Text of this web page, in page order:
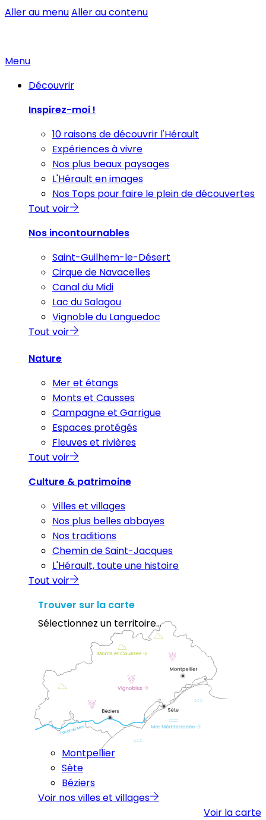
Aller au menuAller au contenu
Menu
Découvrir
Inspirez-moi !
10 raisons de découvrir l'Hérault
Expériences à vivre
Nos plus beaux paysages
L'Hérault en images
Nos Tops pour faire le plein de découvertes
Tout voir
Nos incontournables
Saint-Guilhem-le-Désert
Cirque de Navacelles
Canal du Midi
Lac du Salagou
Vignoble du Languedoc
Tout voir
Nature
Mer et étangs
Monts et Causses
Campagne et Garrigue
Espaces protégés
Fleuves et rivières
Tout voir
Culture & patrimoine
Villes et villages
Nos plus belles abbayes
Nos traditions
Chemin de Saint-Jacques
L'Hérault, toute une histoire
Tout voir
Trouver sur la carte
Sélectionnez un territoire...
Montpellier
Sète
Béziers
Voir nos villes et villages
Voir la carte